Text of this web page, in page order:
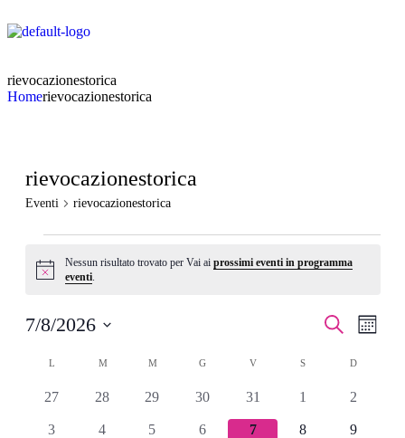
rievocazionestorica
Homerievocazionestorica
rievocazionestorica
Eventi rievocazionestorica
Notice
Nessun risultato trovato per Vai aiprossimi eventi in programma
eventi.
Eventi
viste
Cerca
Viste
Mese
7/8/2026
Calendario
L M M G V S D
0
27
0
28
0
29
0
eventi
30
0
eventi
31
01
0
2
0
3
0
4
0
5
0
6
0
7
0
8
0
9